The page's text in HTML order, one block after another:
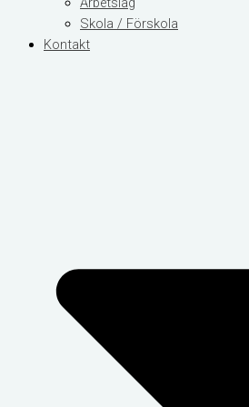
Skola / Förskola
Kontakt